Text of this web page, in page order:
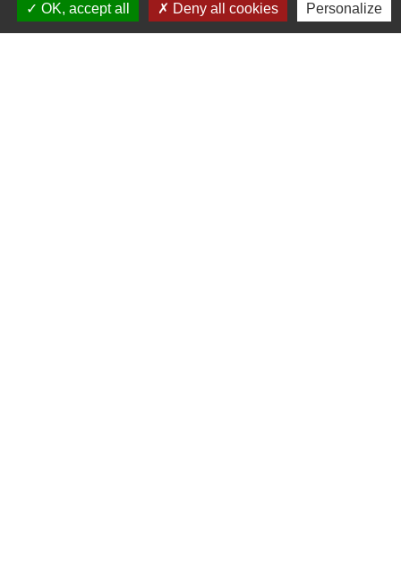
OK, accept all
Deny all cookies Personalize